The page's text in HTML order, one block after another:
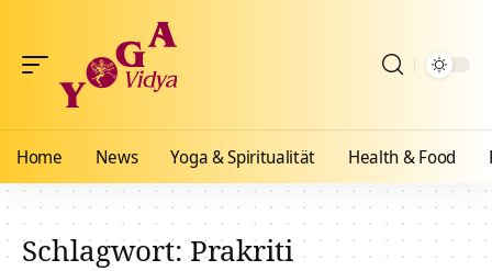
Home News Yoga & Spiritualität Health & Food
Schlagwort:Prakriti